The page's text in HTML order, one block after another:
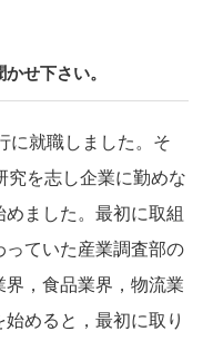
せ下さい。
に就職しました。そ
究を志し企業に勤めな
ました。最初に取組
ていた産業調査部の
，食品業界，物流業
めると，最初に取り